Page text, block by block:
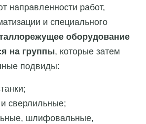
направленности работ,
и специального
оборудование
на группы, которые затем
подвиды:
сверлильные;
шлифовальные,